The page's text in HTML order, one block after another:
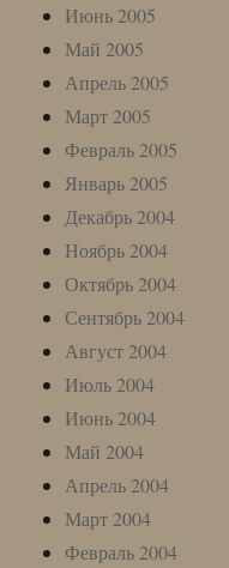
Июнь 2005
Май 2005
Апрель 2005
Март 2005
Февраль 2005
Январь 2005
Декабрь 2004
Ноябрь 2004
Октябрь 2004
Сентябрь 2004
Август 2004
Июль 2004
Июнь 2004
Май 2004
Апрель 2004
Март 2004
Февраль 2004